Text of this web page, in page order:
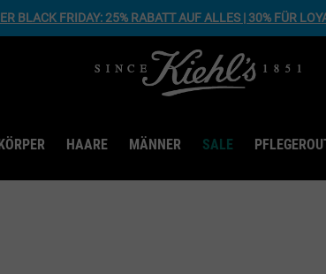
BLACK FRIDAY: 25% RABATT AUF ALLES | 30% FÜR
HAARE MÄNNER SALE